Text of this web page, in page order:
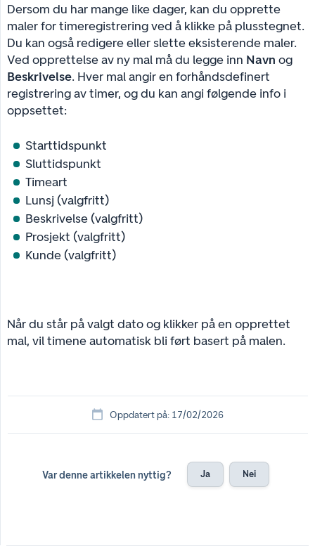
Dersom du har mange like dager, kan du opprette
maler for timeregistrering ved å klikke på plusstegnet.
Du kan også redigere eller slette eksisterende maler.
Ved opprettelse av ny mal må du legge inn Navn og
Beskrivelse. Hver mal angir en forhåndsdefinert
registrering av timer, og du kan angi følgende info i
oppsettet:
Starttidspunkt
Sluttidspunkt
Timeart
Lunsj (valgfritt)
Beskrivelse (valgfritt)
Prosjekt (valgfritt)
Kunde (valgfritt)
Når du står på valgt dato og klikker på en opprettet
mal, vil timene automatisk bli ført basert på malen.
Oppdatert på: 17/02/2026
Var denne artikkelen nyttig? Ja Nei